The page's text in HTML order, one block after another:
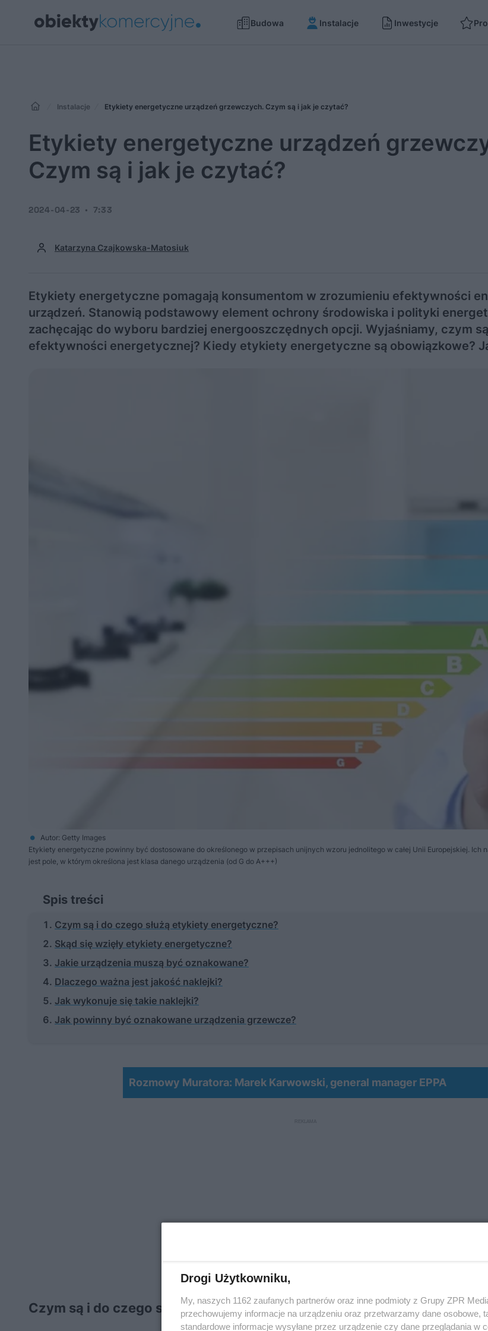
Budowa Instalacje Inwestycje
Instalacje Etykiety energetyczne urządzeń grzewczych. Czym są i jak je czytać?
Etykiety energetyczne urządzeń
Czym są i jak je czytać?
Katarzyna Czajkowska-Matosiuk
2024-04-23 7:33
Etykiety energetyczne pomagają konsumentom w zrozumieniu efektywności
urządzeń. Stanowią podstawowy element ochrony środowiska i polityki
zachęcając do wyboru bardziej energooszczędnych opcji. Wyjaśniamy, czym
efektywności energetycznej? Kiedy etykiety energetyczne są obowiązkowe?
Autor: Getty Images
Etykiety energetyczne powinny być dostosowane do określonego w przepisach unijnych wzoru jednolitego w całej Unii Europejskiej. Ich
jest pole, w którym określona jest klasa danego urządzenia (od G do A+++)
Spis treści
Czym są i do czego służą etykiety energetyczne?
Skąd się wzięły etykiety energetyczne?
Jakie urządzenia muszą być oznakowane?
Dlaczego ważna jest jakość naklejki?
Jak wykonuje się takie naklejki?
Jak powinny być oznakowane urządzenia grzewcze?
Rozmowy Muratora: Marek Karwowski, general manager EPPA
Czym są i do czego służą etykiety energetyczne?
Drogi Użytkowniku,
My, naszych 1162 zaufanych partnerów oraz inne podmioty z Grupy ZPR
przechowujemy informacje na urządzeniu oraz przetwarzamy dane osobowe,
standardowe informacje wysyłane przez urządzenie czy dane przeglądania w